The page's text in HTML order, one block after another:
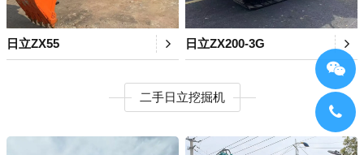
日立ZX55 日立ZX200-3G
二手日立挖掘机